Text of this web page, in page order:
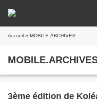
Accueil » MOBILE.ARCHIVES
3ème édition de